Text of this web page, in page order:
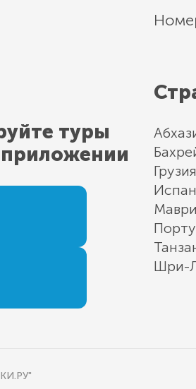
туры
Грузия
Шри-